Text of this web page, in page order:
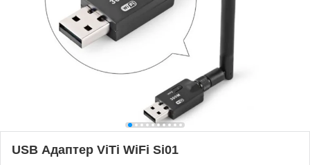
USB Адаптер ViTi WiFi Si01